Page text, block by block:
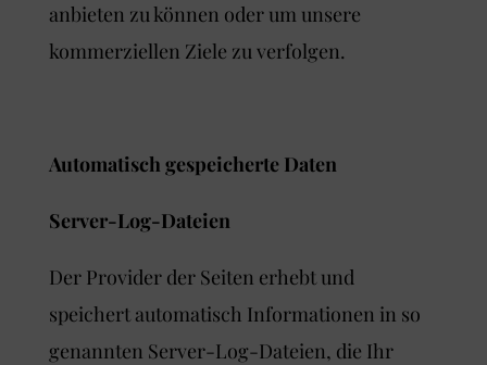
anbieten zu können oder um unsere
kommerziellen Ziele zu verfolgen.
Automatisch gespeicherte Daten
Server-Log-Dateien
Der Provider der Seiten erhebt und
speichert automatisch Informationen in so
genannten Server-Log-Dateien, die Ihr